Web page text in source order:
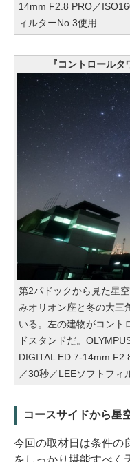
14mm F2.8 PRO／
ィルターNo.3使用
『コントロール
第2パドックから見た星
みオリオン座と冬の大三
いる。左の建物がコント
ドスタンドだ。
DIGITAL ED 7-14mm
／30秒／LEEソフトフィ
コースサイドから星
今回の取材日は条件の
をしっかり堪能すべく